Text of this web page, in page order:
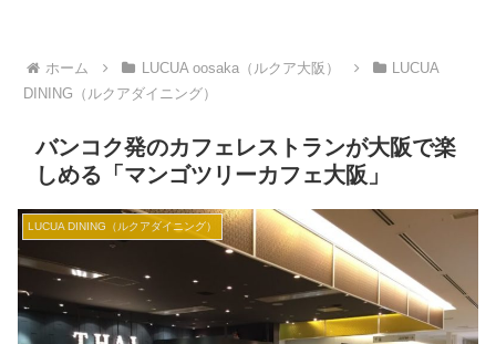
ホーム LUCUA oosaka（ルクア大阪）
LUCUA
DINING（ルクアダイニング）
バンコク発のカフェレストランが大阪で楽
しめる「マンゴツリーカフェ大阪」
LUCUA DINING（ルクアダイニング）